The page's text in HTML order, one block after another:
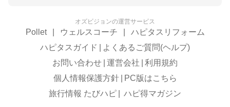
オズビジョンの運営サービス
Pollet ウェルスコーチ
ハピタスリフォーム
ハピタスガイド
よくあるご質問(ヘルプ)
お問い合わせ 運営会社
利用規約
個人情報保護方針
PC版はこちら
旅行情報 たびハピ
ハピ得マガジン